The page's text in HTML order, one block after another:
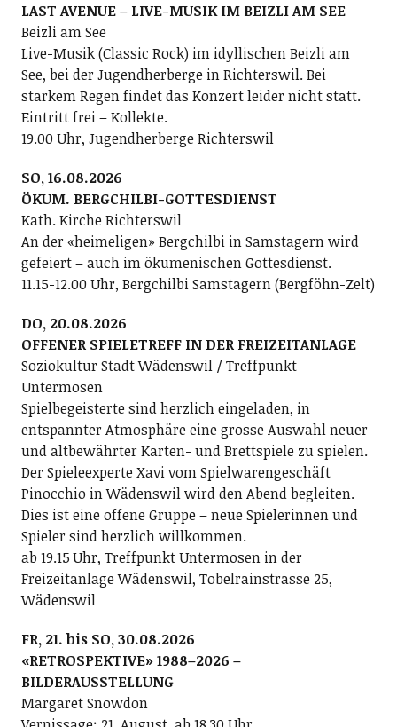
LAST AVENUE – LIVE-MUSIK IM BEIZLI AM SEE
Beizli am See
Live-Musik (Classic Rock) im idyllischen Beizli am
See, bei der Jugendherberge in Richterswil. Bei
starkem Regen findet das Konzert leider nicht statt.
Eintritt frei – Kollekte.
19.00 Uhr, Jugendherberge Richterswil
SO, 16.08.2026
ÖKUM. BERGCHILBI-GOTTESDIENST
Kath. Kirche Richterswil
An der «heimeligen» Bergchilbi in Samstagern wird
gefeiert – auch im ökumenischen Gottesdienst.
11.15-12.00 Uhr, Bergchilbi Samstagern (Bergföhn-Zelt)
DO, 20.08.2026
OFFENER SPIELETREFF IN DER FREIZEITANLAGE
Soziokultur Stadt Wädenswil / Treffpunkt
Untermosen
Spielbegeisterte sind herzlich eingeladen, in
entspannter Atmosphäre eine grosse Auswahl neuer
und altbewährter Karten- und Brettspiele zu spielen.
Der Spieleexperte Xavi vom Spielwarengeschäft
Pinocchio in Wädenswil wird den Abend begleiten.
Dies ist eine offene Gruppe – neue Spielerinnen und
Spieler sind herzlich willkommen.
ab 19.15 Uhr, Treffpunkt Untermosen in der
Freizeitanlage Wädenswil, Tobelrainstrasse 25,
Wädenswil
FR, 21. bis SO, 30.08.2026
«RETROSPEKTIVE» 1988–2026 –
BILDERAUSSTELLUNG
Margaret Snowdon